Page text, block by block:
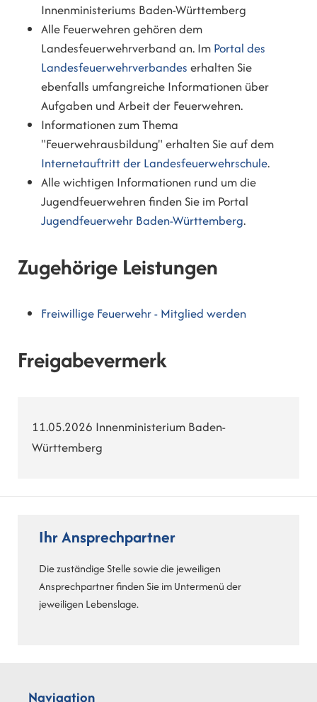
Innenministeriums Baden-Württemberg
Alle Feuerwehren gehören dem
Landesfeuerwehrverband an. Im Portal des
Landesfeuerwehrverbandes erhalten Sie
ebenfalls umfangreiche Informationen über
Aufgaben und Arbeit der Feuerwehren.
Informationen zum Thema
"Feuerwehrausbildung" erhalten Sie auf dem
Internetauftritt der Landesfeuerwehrschule.
Alle wichtigen Informationen rund um die
Jugendfeuerwehren finden Sie im Portal
Jugendfeuerwehr Baden-Württemberg.
Zugehörige Leistungen
Freiwillige Feuerwehr - Mitglied werden
Freigabevermerk
11.05.2026 Innenministerium Baden-
Württemberg
Ihr Ansprechpartner
Die zuständige Stelle sowie die jeweiligen
Ansprechpartner finden Sie im Untermenü der
jeweiligen Lebenslage.
Navigation